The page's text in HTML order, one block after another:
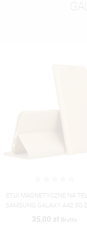
ETUI MAGNETYCZNE NA
SAMSUNG GALAXY A42 5G
35,00 zł Brutto